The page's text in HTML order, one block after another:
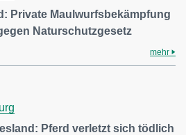
Private Maulwurfsbekämpfung
Naturschutzgesetz
mehr
Pferd verletzt sich tödlich